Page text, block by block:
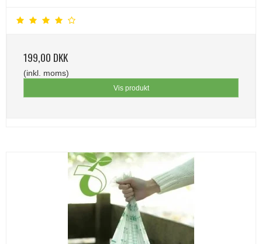
199,00 DKK
(inkl. moms)
Vis produkt